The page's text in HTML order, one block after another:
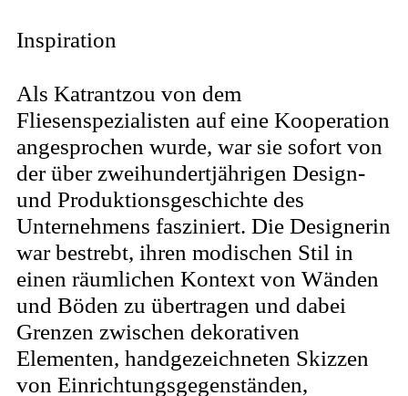
Inspiration
Als Katrantzou von dem
Fliesenspezialisten auf eine Kooperation
angesprochen wurde, war sie sofort von
der über zweihundertjährigen Design-
und Produktionsgeschichte des
Unternehmens fasziniert. Die Designerin
war bestrebt, ihren modischen Stil in
einen räumlichen Kontext von Wänden
und Böden zu übertragen und dabei
Grenzen zwischen dekorativen
Elementen, handgezeichneten Skizzen
von Einrichtungsgegenständen,